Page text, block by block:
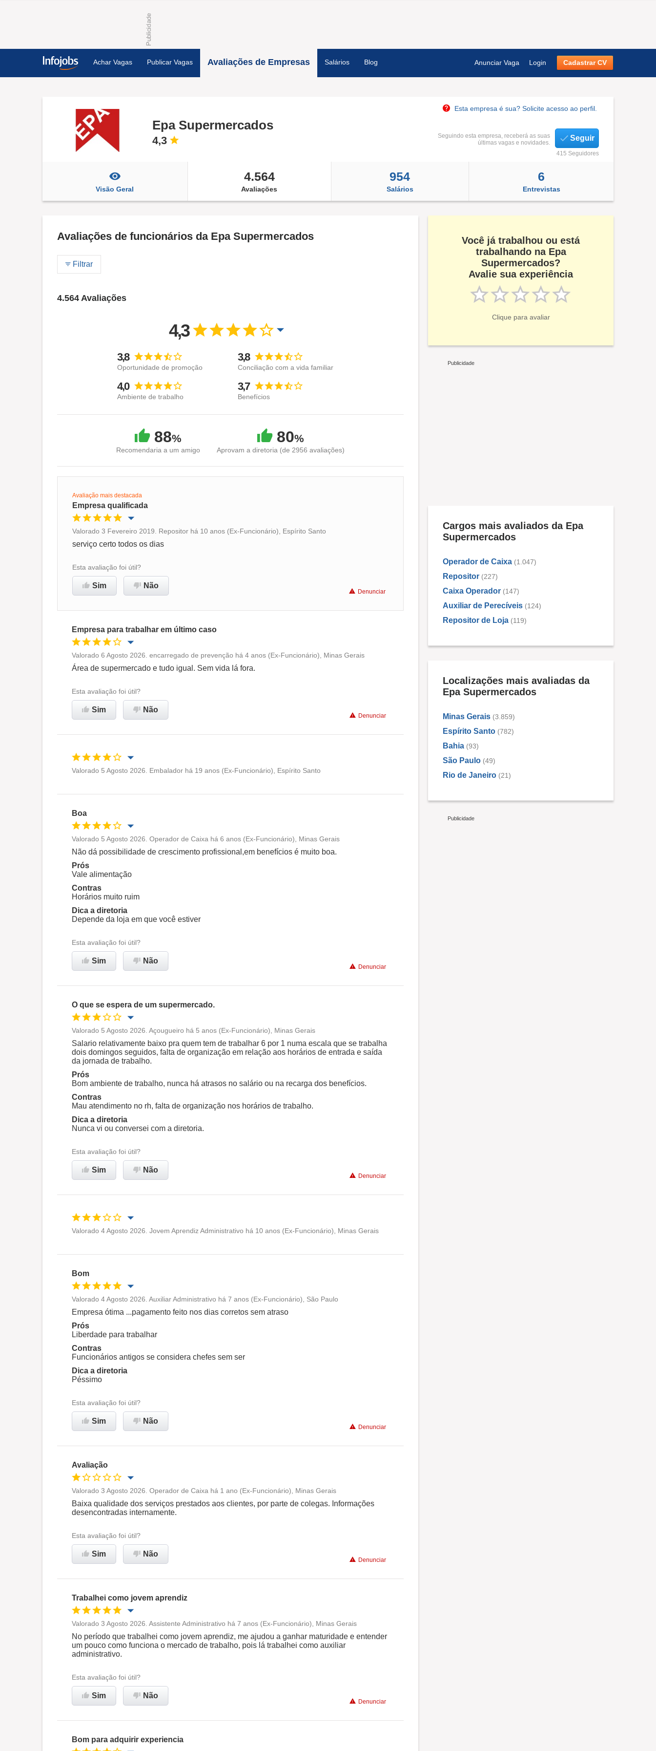
Achar Vagas Publicar Vagas Avaliações de Empresas Salários Blog Anunciar Vaga Login Cadastrar CV
Esta empresa é sua? Solicite acesso ao perfil.
Epa Supermercados
4,3
Seguindo esta empresa, receberá as suas
últimas vagas e novidades.
Seguir
415 Seguidores
Visão Geral
4.564
Avaliações
954
Salários
6
Entrevistas
Avaliações de funcionários da Epa Supermercados
Filtrar
4.564 Avaliações
4,3
3,8
Oportunidade de promoção
3,8
Conciliação com a vida familiar
4,0
Ambiente de trabalho
3,7
Benefícios
88%
Recomendaria a um amigo
80%
Aprovam a diretoria (de 2956 avaliações)
Avaliação mais destacada
Empresa qualificada
Oportunidade de promoção
Ambiente de trabalho
Não recomenda esta
Valorado 3 Fevereiro 2019. Repositor há 10 anos (Ex-Funcionário), Espírito Santo
serviço certo todos os dias
Esta avaliação foi útil?
Sim Não
Denunciar
Empresa para trabalhar em último caso
Oportunidade de promoção
Ambiente de trabalho
Conciliação com a vida familiar
Não recomenda esta
Valorado 6 Agosto 2026. encarregado de prevenção há 4 anos (Ex-Funcionário), Minas Gerais
Área de supermercado e tudo igual. Sem vida lá fora.
Esta avaliação foi útil?
Sim Não
Denunciar
Valorado 5 Agosto 2026. Embalador há 19 anos (Ex-Funcionário), Espírito Santo
Boa
Oportunidade de promoção
Ambiente de trabalho
Conciliação com a vida familiar
Recomenda esta empresa
Valorado 5 Agosto 2026. Operador de Caixa há 6 anos (Ex-Funcionário), Minas Gerais
Não dá possibilidade de crescimento profissional,em benefícios é muito boa.
Prós
Vale alimentação
Contras
Horários muito ruim
Dica a diretoria
Depende da loja em que você estiver
Esta avaliação foi útil?
Sim Não
Denunciar
O que se espera de um supermercado.
Oportunidade de promoção
Ambiente de trabalho
Conciliação com a vida familiar
empresa
Valorado 5 Agosto 2026. Açougueiro há 5 anos (Ex-Funcionário), Minas Gerais
Salario relativamente baixo pra quem tem de trabalhar 6 por 1 numa escala que se trabalha
dois domingos seguidos, falta de organização em relação aos horários de entrada e saída
da jornada de trabalho.
Prós
Bom ambiente de trabalho, nunca há atrasos no salário ou na recarga dos benefícios.
Contras
Mau atendimento no rh, falta de organização nos horários de trabalho.
Dica a diretoria
Nunca vi ou conversei com a diretoria.
Esta avaliação foi útil?
Sim Não
Denunciar
empresa
Valorado 4 Agosto 2026. Jovem Aprendiz Administrativo há 10 anos (Ex-Funcionário), Minas Gerais
Bom
Oportunidade de promoção
Ambiente de trabalho
Conciliação com a vida familiar
Recomenda esta empresa Não recomenda a diretoria
Valorado 4 Agosto 2026. Auxiliar Administrativo há 7 anos (Ex-Funcionário), São Paulo
Empresa ótima ...pagamento feito nos dias corretos sem atraso
Prós
Liberdade para trabalhar
Contras
Funcionários antigos se considera chefes sem ser
Dica a diretoria
Péssimo
Esta avaliação foi útil?
Sim Não
Denunciar
Avaliação
Oportunidade de promoção Conciliação com a vida familiar
Não recomenda esta
empresa
Valorado 3 Agosto 2026. Operador de Caixa há 1 ano (Ex-Funcionário), Minas Gerais
Baixa qualidade dos serviços prestados aos clientes, por parte de colegas. Informações
desencontradas internamente.
Esta avaliação foi útil?
Sim Não
Denunciar
Trabalhei como jovem aprendiz
Oportunidade de promoção
Ambiente de trabalho
Conciliação com a vida familiar
Recomenda esta empresa
Valorado 3 Agosto 2026. Assistente Administrativo há 7 anos (Ex-Funcionário), Minas Gerais
No período que trabalhei como jovem aprendiz, me ajudou a ganhar maturidade e entender
um pouco como funciona o mercado de trabalho, pois lá trabalhei como auxiliar
administrativo.
Esta avaliação foi útil?
Sim Não
Denunciar
Bom para adquirir experiencia
Você já trabalhou ou está
trabalhando na Epa
Supermercados?
Avalie sua experiência
Clique para avaliar
Cargos mais avaliados da Epa
Supermercados
Operador de Caixa (1.047)
Repositor (227)
Caixa Operador (147)
Auxiliar de Perecíveis (124)
Repositor de Loja (119)
Localizações mais avaliadas da
Epa Supermercados
Minas Gerais (3.859)
Espírito Santo (782)
Bahia (93)
São Paulo (49)
Rio de Janeiro (21)